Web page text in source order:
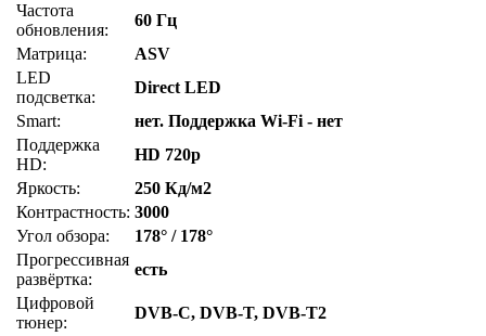
Частота
обновления:
60 Гц
Матрица:
ASV
LED
подсветка:
Direct LED
Smart:
нет. Поддержка Wi-Fi - нет
Поддержка
HD:
HD 720p
Яркость:
250 Кд/м2
Контрастность: 3000
Угол обзора:
178° / 178°
Прогрессивная
развёртка:
есть
Цифровой
тюнер:
DVB-C, DVB-T, DVB-T2